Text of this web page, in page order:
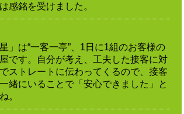
感銘を受けました。
」は“一客一亭”、1日に1組のお客様の
です。自分が考え、工夫した接客に対
ストレートに伝わってくるので、接客
緒にいることで「安心できました」と
。